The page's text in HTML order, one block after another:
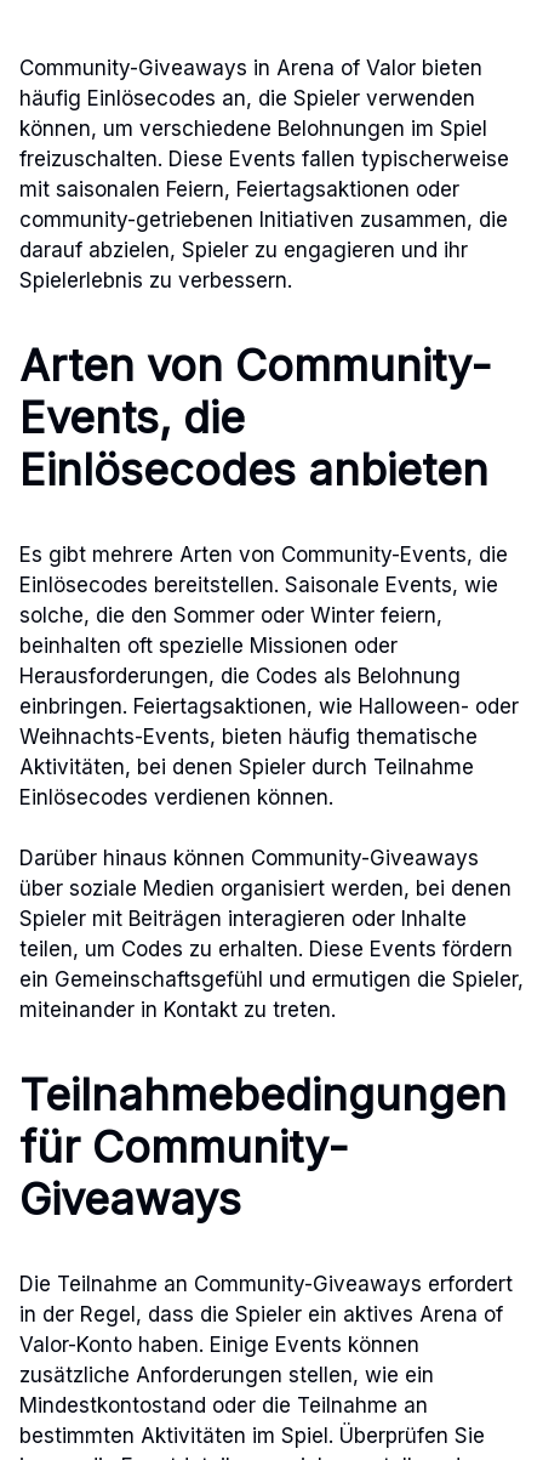
Community-Giveaways in Arena of Valor bieten
häufig Einlösecodes an, die Spieler verwenden
können, um verschiedene Belohnungen im Spiel
freizuschalten. Diese Events fallen typischerweise
mit saisonalen Feiern, Feiertagsaktionen oder
community-getriebenen Initiativen zusammen, die
darauf abzielen, Spieler zu engagieren und ihr
Spielerlebnis zu verbessern.
Arten von Community-
Events, die
Einlösecodes anbieten
Es gibt mehrere Arten von Community-Events, die
Einlösecodes bereitstellen. Saisonale Events, wie
solche, die den Sommer oder Winter feiern,
beinhalten oft spezielle Missionen oder
Herausforderungen, die Codes als Belohnung
einbringen. Feiertagsaktionen, wie Halloween- oder
Weihnachts-Events, bieten häufig thematische
Aktivitäten, bei denen Spieler durch Teilnahme
Einlösecodes verdienen können.
Darüber hinaus können Community-Giveaways
über soziale Medien organisiert werden, bei denen
Spieler mit Beiträgen interagieren oder Inhalte
teilen, um Codes zu erhalten. Diese Events fördern
ein Gemeinschaftsgefühl und ermutigen die Spieler,
miteinander in Kontakt zu treten.
Teilnahmebedingungen
für Community-
Giveaways
Die Teilnahme an Community-Giveaways erfordert
in der Regel, dass die Spieler ein aktives Arena of
Valor-Konto haben. Einige Events können
zusätzliche Anforderungen stellen, wie ein
Mindestkontostand oder die Teilnahme an
bestimmten Aktivitäten im Spiel. Überprüfen Sie